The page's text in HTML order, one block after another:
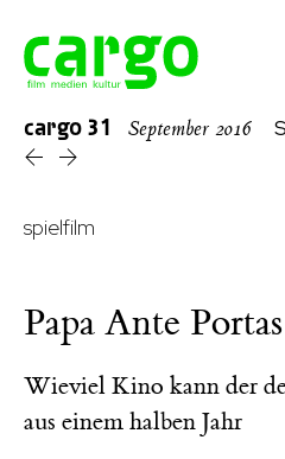
cargo 31 September 2016
spielfilm
Papa Ante Portas
Wieviel Kino kann der
aus einem halben Jahr